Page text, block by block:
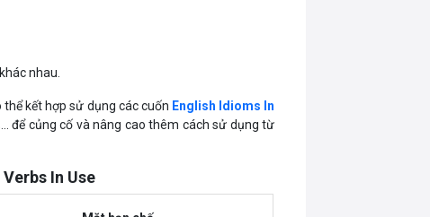
nhau.
thể kết hợp sử dụng các cuốn English Idioms In
để củng cố và nâng cao thêm cách sử dụng từ
In Use